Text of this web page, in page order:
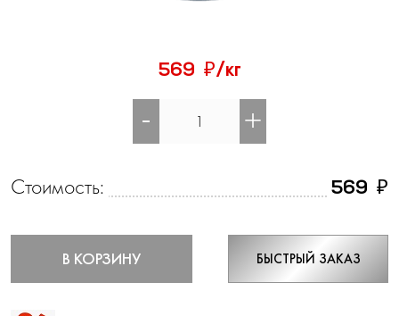
569 ₽/кг
- +
Стоимость: 569 ₽
В КОРЗИНУ БЫСТРЫЙ ЗАКАЗ